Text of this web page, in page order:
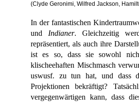
(Clyde Geronimi, Wilfred Jackson,
In der fantastischen
und Indianer. Gleichzeitig
repräsentiert, als auch ihre
ist es so, dass sie sowohl
klischeehaften Mischmasch
uswusf. zu tun hat, und dass
Projektionen bekräftigt?
vergegenwärtigen kann, dass